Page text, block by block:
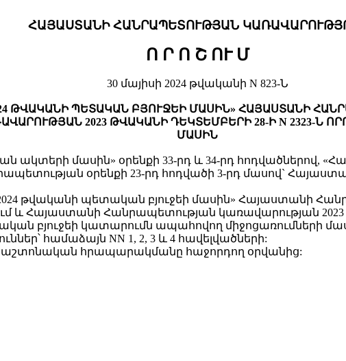
ՀԱՅԱՍՏԱՆԻ ՀԱՆՐԱՊԵՏՈՒԹՅԱՆ
Ո Ր Ո Շ ՈՒ Մ
30 մայիսի 2024 թվականի N 823-Ն
ԹՎԱԿԱՆԻ ՊԵՏԱԿԱՆ ԲՅՈՒՋԵԻ ՄԱՍԻՆ» ՀԱՅԱՍՏԱՆԻ
2023 ԹՎԱԿԱՆԻ ԴԵԿՏԵՄԲԵՐԻ 28-Ի N 2323-Ն
ՄԱՍԻՆ
ակտերի մասին» օրենքի 33-րդ և 34-րդ հոդվածներով,
օրենքի 23-րդ հոդվածի 3-րդ մասով`
թվականի պետական բյուջեի մասին» Հայաստանի
և Հայաստանի Հանրապետության կառավարության
բյուջեի կատարումն ապահովող միջոցառումների
համաձայն NN 1, 2, 3 և 4 հավելվածների:
պաշտոնական հրապարակմանը հաջորդող օրվանից: